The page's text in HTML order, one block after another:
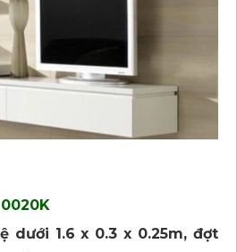
dưới 1.6 x 0.3 x 0.25m, đợt